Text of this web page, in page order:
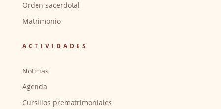
Orden sacerdotal
Matrimonio
ACTIVIDADES
Noticias
Agenda
Cursillos prematrimoniales